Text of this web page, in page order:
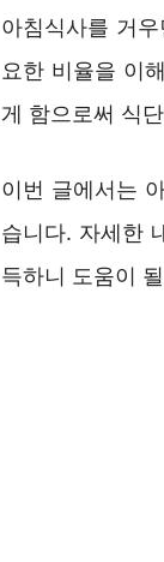
아침식사를 거
요한 비율을 이
게 함으로써 식
이번 글에서는
습니다. 자세한
득하니 도움이